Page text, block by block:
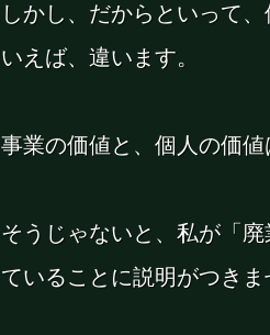
しかし、だからといって
いえば、違います。
事業の価値と、個人の価値
そうじゃないと、私が「
ていることに説明がつきま